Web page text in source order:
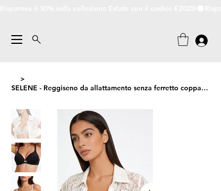
>
SELENE - Reggiseno da allattamento senza ferretto coppa C con scollatura a V